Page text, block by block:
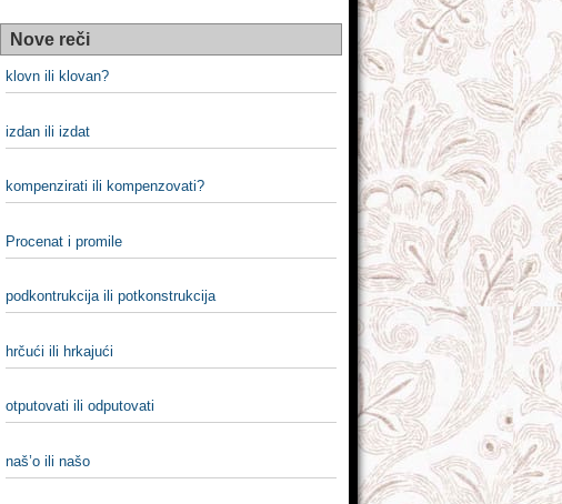
Nove reči
klovn ili klovan?
izdan ili izdat
kompenzirati ili kompenzovati?
Procenat i promile
podkontrukcija ili potkonstrukcija
hrčući ili hrkajući
otputovati ili odputovati
naš’o ili našo